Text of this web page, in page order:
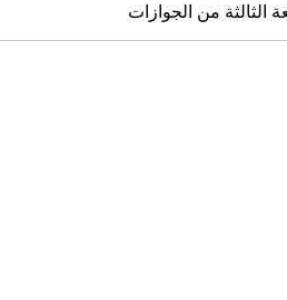
الثالثة من الجوازات